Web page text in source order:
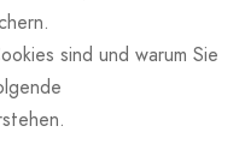
sind und warum Sie